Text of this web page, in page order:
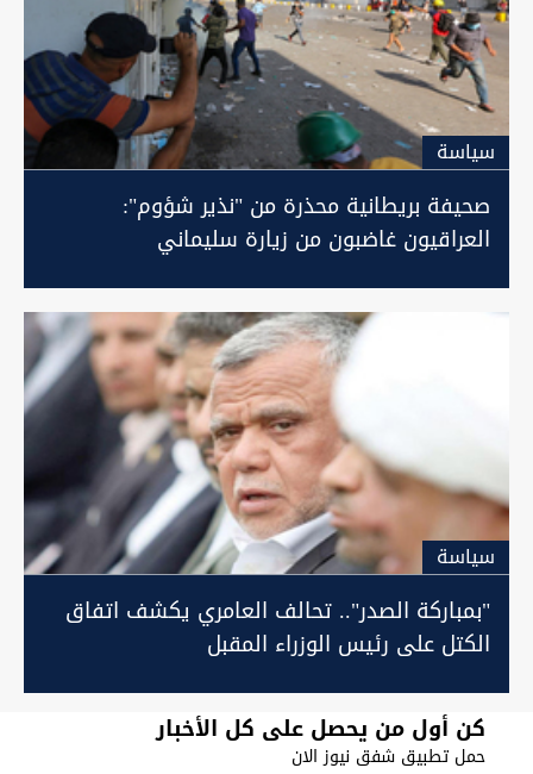
سیاسة
صحيفة بريطانية محذرة من "نذير شؤوم":
العراقيون غاضبون من زيارة سليماني
سیاسة
"بمباركة الصدر".. تحالف العامري يكشف اتفاق
الكتل على رئيس الوزراء المقبل
كن أول من يحصل على كل الأخبار
حمل تطبيق شفق نيوز الان